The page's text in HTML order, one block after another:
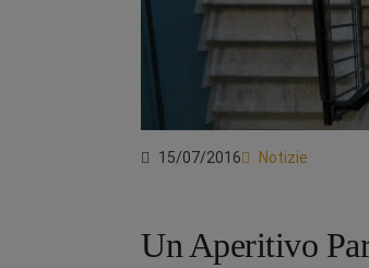
15/07/2016 Notizie
Un Aperitivo